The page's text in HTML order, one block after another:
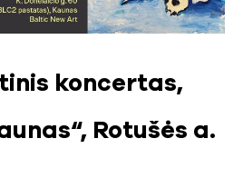
koncertas,
Rotušės a.